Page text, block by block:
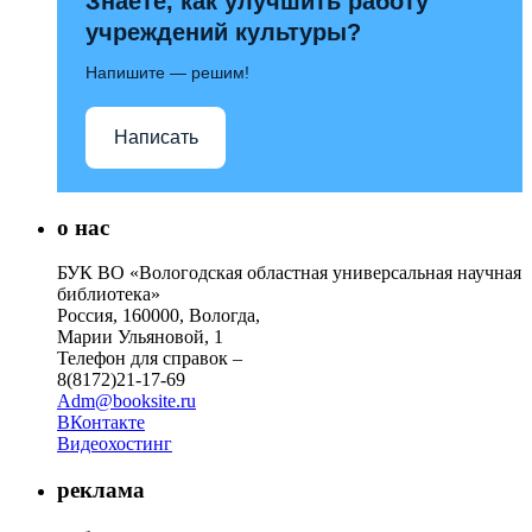
учреждений культуры?
Напишите — решим!
Написать
о нас
БУК ВО «Вологодская областная универсальная научная
библиотека»
Россия, 160000, Вологда,
Марии Ульяновой, 1
Телефон для справок –
8(8172)21-17-69
Adm@booksite.ru
ВКонтакте
Видеохостинг
реклама